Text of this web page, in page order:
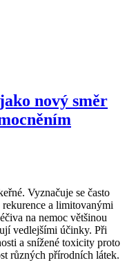
nový směr
Vyznačuje se často
a limitovanými
na nemoc většinou
vedlejšími účinky. Při
a snížené toxicity proto
různých přírodních látek.